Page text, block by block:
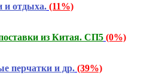
и отдыха. (11%)
из Китая. СП5 (0%)
перчатки и др. (39%)